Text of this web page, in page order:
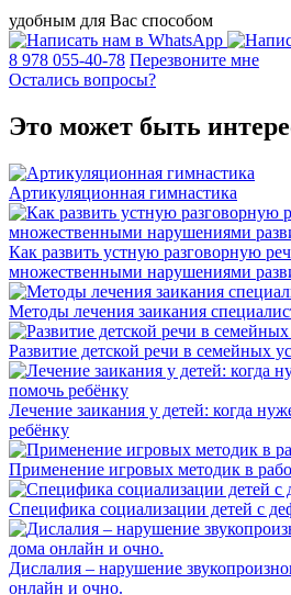
удобным для Вас способом
8 978 055-40-78 Перезвоните мне
Остались вопросы?
Это может быть
Артикуляционная гимнастика
Как развить устную разговорную
множественными нарушениями
Методы лечения заикания
Развитие детской речи в семейных
Лечение заикания у детей: когда
ребёнку
Применение игровых методик в
Специфика социализации детей с
Дислалия – нарушение
онлайн и очно.